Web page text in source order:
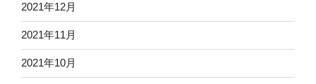
2021年12月
2021年11月
2021年10月